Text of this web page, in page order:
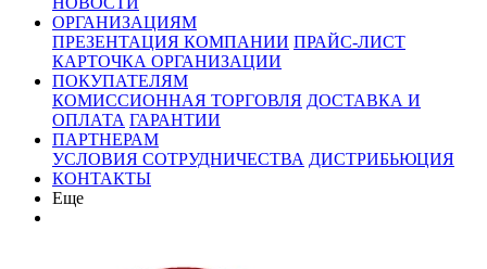
ОРГАНИЗАЦИЯМ
ПРЕЗЕНТАЦИЯ КОМПАНИИ ПРАЙС-ЛИСТ
КАРТОЧКА ОРГАНИЗАЦИИ
ПОКУПАТЕЛЯМ
КОМИССИОННАЯ ТОРГОВЛЯ ДОСТАВКА И
ОПЛАТА ГАРАНТИИ
ПАРТНЕРАМ
УСЛОВИЯ СОТРУДНИЧЕСТВА ДИСТРИБЬЮЦИЯ
КОНТАКТЫ
Еще